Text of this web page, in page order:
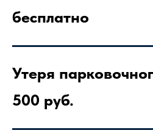
бесплатно
Утеря
500 руб.